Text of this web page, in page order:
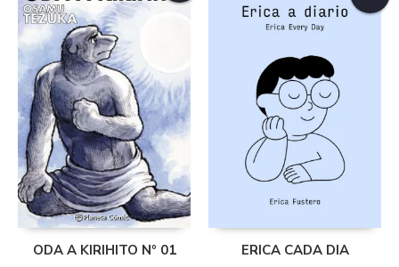
ODA A KIRIHITO Nº 01 ERICA CADA DIA